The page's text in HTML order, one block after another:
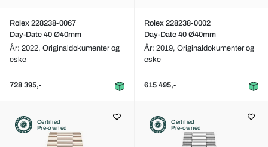
Rolex 228238-0067
Day-Date 40 Ø40mm
År: 2022, Originaldokumenter og
eske
728 395,-
Rolex 228238-0002
Day-Date 40 Ø40mm
År: 2019, Originaldokumenter og
eske
615 495,-
Certified
Pre-owned
Certified
Pre-owned